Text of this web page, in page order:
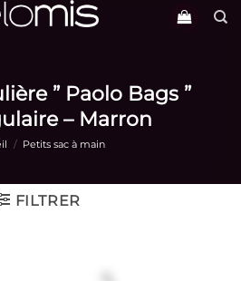
” Paolo Bags ”
– Marron
/ Petits sac à main
FILTRER